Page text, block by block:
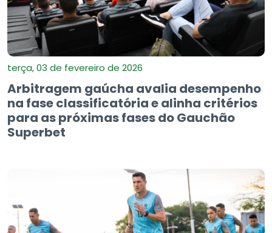
terça, 03 de fevereiro de 2026
Arbitragem gaúcha avalia desempenho
na fase classificatória e alinha critérios
para as próximas fases do Gauchão
Superbet